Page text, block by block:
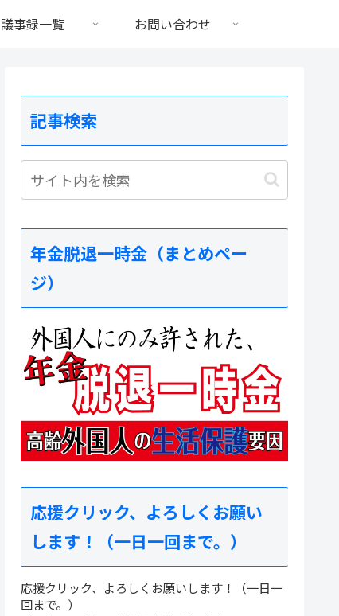
議事録一覧 お問い合わせ
記事検索
年金脱退一時金（まとめペー
ジ）
応援クリック、よろしくお願い
します！（一日一回まで。）
応援クリック、よろしくお願いします！（一日一
回まで。）